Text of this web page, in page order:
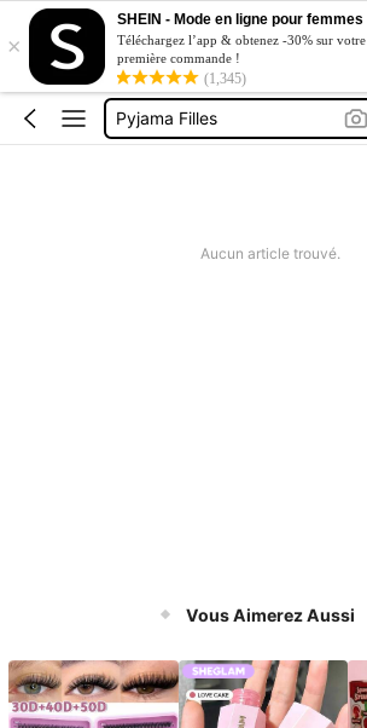
×
SHEIN - Mode en ligne pour femmes
Téléchargez l’app & obtenez -30% sur votre
première commande !
(1,345)
Costume Halloween Enfant
Robe Fille
Ensemble Fille
Pyjama Filles
Aucun article trouvé.
Vous Aimerez Aussi